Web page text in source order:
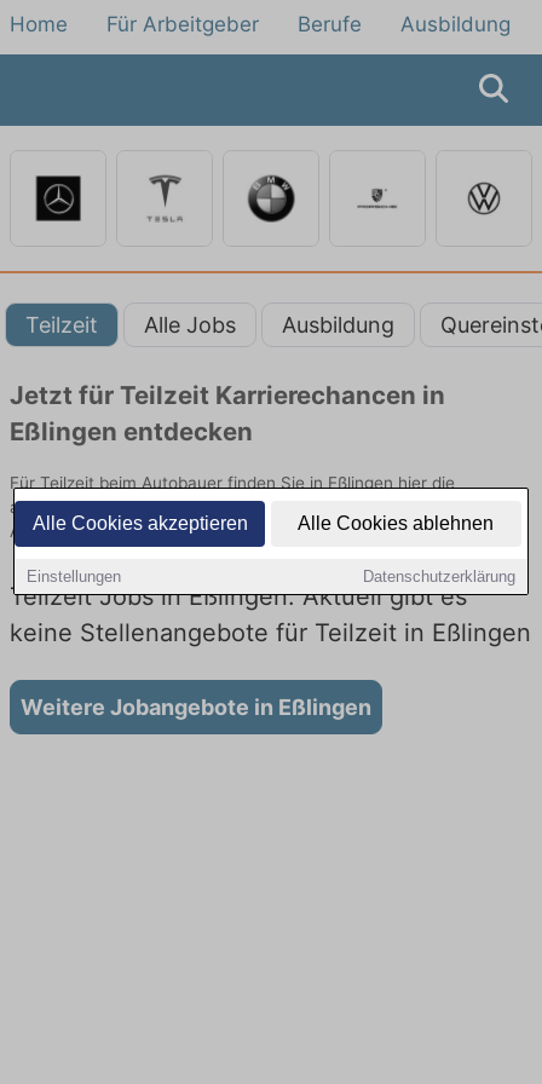
Alle Cookies akzeptieren Alle Cookies ablehnen
Einstellungen Datenschutzerklärung
Home Für Arbeitgeber Berufe Ausbildung
Teilzeit Alle Jobs Ausbildung
Jetzt für Teilzeit Karrierechancen in
Eßlingen entdecken
Für Teilzeit beim Autobauer finden Sie in Eßlingen hier die
aktuellsten Angebote. Entdecken Sie freie Optionen von Top-
Arbeitgebern und bewerben Sie sich noch heute.
Teilzeit Jobs in Eßlingen: Aktuell gibt es
keine Stellenangebote für Teilzeit in Eßlingen
Weitere Jobangebote in Eßlingen